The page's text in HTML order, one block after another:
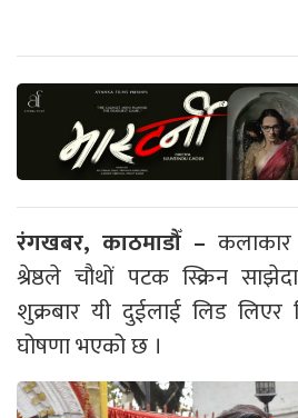
रंगखबर, काठमाडौँ –
श्रेष्ठले चौथों पटक स्क्रिन
शुक्रबार यी दुईलाई लिड लिएर
घोषणा भएको छ ।